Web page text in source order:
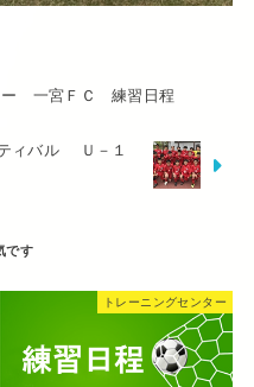
ー 一宮ＦＣ 練習日程
ィバル Ｕ－１
トレーニングセンター